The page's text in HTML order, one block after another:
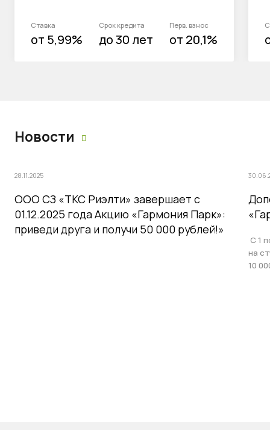
Ставка
от 5,99%
Срок кредита
до 30 лет
Перв. взнос
от 20,1%
Новости
28.11.2025
ООО СЗ «ТКС Риэлти» завершает с
01.12.2025 года Акцию «Гармония Парк»:
приведи друга и получи 50 000 рублей!»
С 1
на
10